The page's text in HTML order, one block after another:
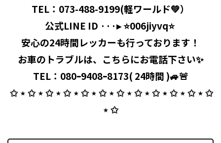
TEL： 073-488-9199(軽ワールド💚）
公式LINE ID ···▸ ⭐️006jiyvq⭐️ ⁡
安心の24時間レッカーも行っております！
お車のトラブルは、こちらにお電話下さい✨
TEL：080ｰ9408ｰ8173( 24時間 )🚙🚨
⁡ ✩ ⋆ ✩ ⋆ ✩ ⋆ ✩ ⋆ ✩ ⋆ ✩ ⋆ ✩ ⋆ ✩ ⋆ ✩ ⋆ ✩ ⋆ ✩ ⋆ ✩
⋆ ✩